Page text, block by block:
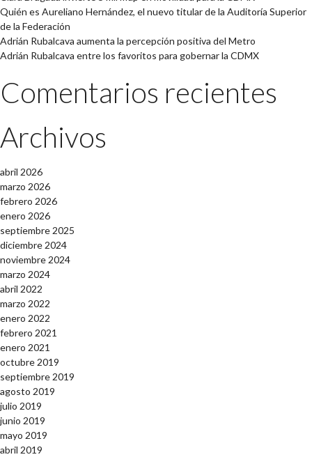
Quién es Aureliano Hernández, el nuevo titular de la Auditoría Superior
de la Federación
Adrián Rubalcava aumenta la percepción positiva del Metro
Adrián Rubalcava entre los favoritos para gobernar la CDMX
Comentarios recientes
Archivos
abril 2026
marzo 2026
febrero 2026
enero 2026
septiembre 2025
diciembre 2024
noviembre 2024
marzo 2024
abril 2022
marzo 2022
enero 2022
febrero 2021
enero 2021
octubre 2019
septiembre 2019
agosto 2019
julio 2019
junio 2019
mayo 2019
abril 2019